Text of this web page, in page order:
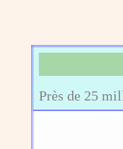
Près de 25